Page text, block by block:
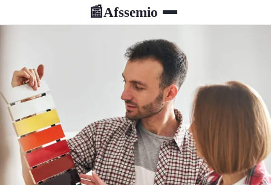
📰Afssemio